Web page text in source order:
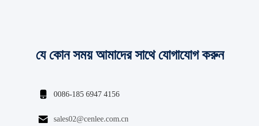
যে কোন সময় আমাদের সাথে যোগাযোগ করুন
 0086-185 6947 4156
 sales02@cenlee.com.cn